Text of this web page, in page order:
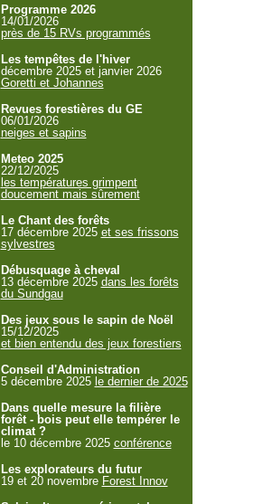
Programme 2026
14/01/2026
près de 15 RVs programmés
Les tempêtes de l'hiver
décembre 2025 et janvier 2026
Goretti et Johannes
Revues forestières du GE
06/01/2026
neiges et sapins
Meteo 2025
22/12/2025
les températures grimpent
doucement mais sûrement
Le Chant des forêts
17 décembre 2025 et ses frissons
sylvestres
Débusquage à cheval
13 décembre 2025 dans les forêts
du Sundgau
Des jeux sous le sapin de Noël
15/12/2025
et bien entendu des jeux forestiers
Conseil d'Administration
5 décembre 2025 le dernier de 2025
Dans quelle mesure la filière
forêt - bois peut elle tempérer le
climat ?
le 10 décembre 2025 conférence
Les explorateurs du futur
19 et 20 novembre Forest Innov